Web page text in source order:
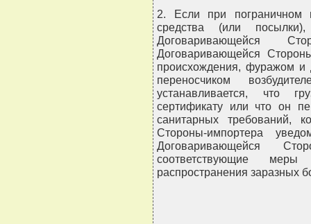
2. Если при пограничном
средства (или
Договаривающейся
Договаривающейся
происхождения, фуражом и
переносчиком
устанавливается, что
сертификату или что он
санитарных требований,
Стороны-импортера
Договаривающейся
соответствующие
распространения заразных